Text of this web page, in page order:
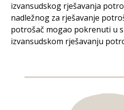
izvansudskog rješavanja
nadležnog za rješavanje
potrošač mogao pokrenuti u
izvansudskom rješavanju